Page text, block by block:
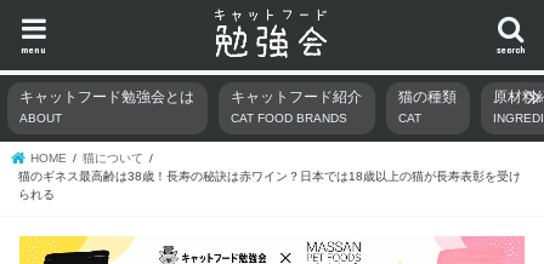
search
menu
キャットフード勉強会とは
ABOUT
キャットフード紹介
CAT FOOD BRANDS
猫の種類
CAT
原材料
HOME
猫について
猫のギネス最高齢は38歳！長寿の秘訣は赤ワイン？日本では18歳以上の猫が長寿表彰を受け
られる